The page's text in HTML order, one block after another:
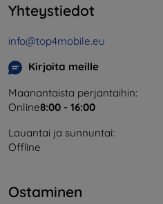
Yhteystiedot
info@top4mobile.eu
Kirjoita meille
Maanantaista perjantaihin:
Online8:00 - 16:00
Lauantai ja sunnuntai:
Offline
Ostaminen